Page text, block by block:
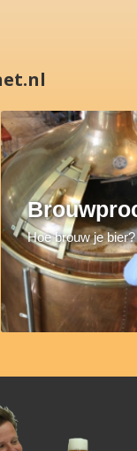
Hoe brouw je bier?